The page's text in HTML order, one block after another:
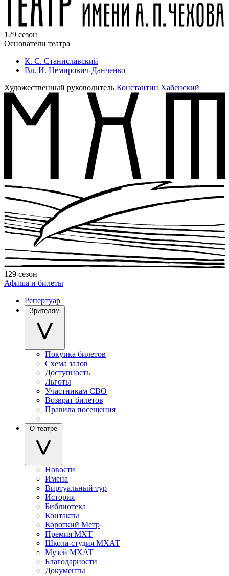
129 сезон
Основатели театра
К. С. Станиславский
Вл. И. Немирович-Данченко
Художественный руководитель Константин Хабенский
129 сезон
Афиша и билеты
Репертуар
Зрителям
Покупка билетов
Схема залов
Доступность
Льготы
Участникам СВО
Возврат билетов
Правила посещения
О театре
Новости
Имена
Виртуальный тур
История
Библиотека
Контакты
Короткий Метр
Премия МХТ
Школа-студия МХАТ
Музей МХАТ
Благодарности
Документы